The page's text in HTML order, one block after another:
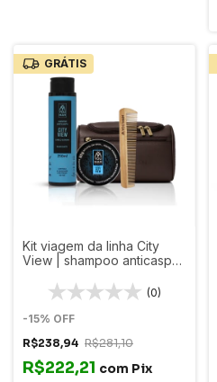
GRÁTIS
Kit viagem da linha City
View | shampoo anticaspa
duplo + necessaire
(0)
-15% OFF
R$238,94 R$281,10
R$222,21 com Pix